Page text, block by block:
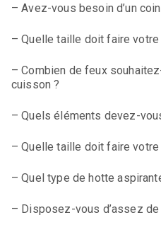
– Avez-vous besoin d’un
– Quelle taille doit faire
– Combien de feux
cuisson ?
– Quels éléments devez-
– Quelle taille doit faire votre
– Quel type de hotte
– Disposez-vous d’assez de